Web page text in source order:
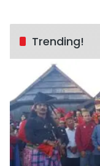
Trending!